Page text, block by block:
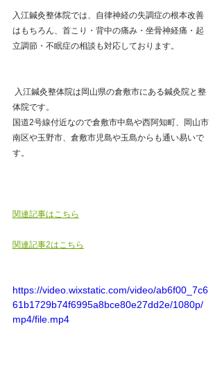
入江鍼灸整体院では、自律神経の失調症の根本改善
はもちろん、首こり・背中の痛み・坐骨神経痛・起
立調節・不眠症の相談も対応しております。
体院です。
国道2号線付近なので倉敷市中島や西阿知町、岡山市
南区や玉野市、倉敷市児島や玉島からも通い易いで
す。
関連記事はこちら
関連記事2はこちら
https://video.wixstatic.com/video/ab6f00_7c6
61b1729b74f6995a8bce80e27dd2e/1080p/
mp4/file.mp4